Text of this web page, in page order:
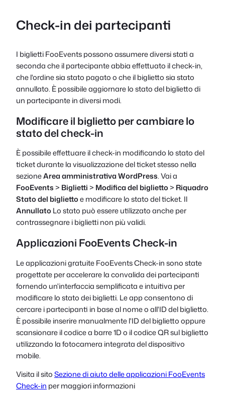
French
Polish
Czech
Check-in dei partecipanti
I biglietti FooEvents possono assumere diversi stati a
seconda che il partecipante abbia effettuato il check-in,
che l'ordine sia stato pagato o che il biglietto sia stato
annullato. È possibile aggiornare lo stato del biglietto di
un partecipante in diversi modi.
Modificare il biglietto per cambiare lo
stato del check-in
È possibile effettuare il check-in modificando lo stato del
ticket durante la visualizzazione del ticket stesso nella
sezioneArea amministrativa WordPress. Vai a
FooEvents> Biglietti> Modifica del biglietto> Riquadro
Stato del bigliettoe modificare lo stato del ticket. Il
AnnullatoLo stato può essere utilizzato anche per
contrassegnare i biglietti non più validi.
Applicazioni FooEvents Check-in
Le applicazioni gratuite FooEvents Check-in sono state
progettate per accelerare la convalida dei partecipanti
fornendo un'interfaccia semplificata e intuitiva per
modificare lo stato dei biglietti. Le app consentono di
cercare i partecipanti in base al nome o all'ID del biglietto.
È possibile inserire manualmente l'ID del biglietto oppure
scansionare il codice a barre 1D o il codice QR sul biglietto
utilizzando la fotocamera integrata del dispositivo
mobile.
Visita il sitoSezione di aiuto delle applicazioni FooEvents
Check-in per maggiori informazioni